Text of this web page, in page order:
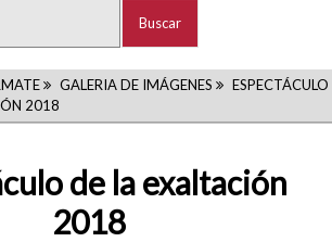
RUTA
DE
NAVEGACIÓN
GALERIA DE IMÁGENES
ESPECTÁCULO
2018
de la exaltación
2018